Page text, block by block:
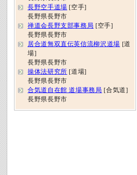
長野空手道場 [空手]
長野県長野市
禅道会長野支部事務局 [空手]
長野県長野市
居合道無双直伝英信流柳沢道場 [道
場]
長野県長野市
操体法研究所 [道場]
長野県長野市
合気道自在館 道場事務局 [合気道]
長野県長野市